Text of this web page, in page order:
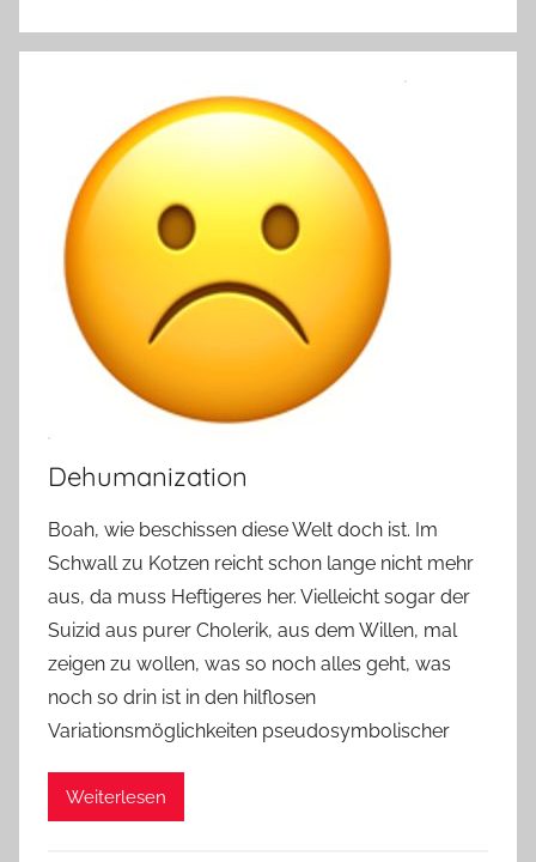
Dehumanization
Boah, wie beschissen diese Welt doch ist. Im
Schwall zu Kotzen reicht schon lange nicht mehr
aus, da muss Heftigeres her. Vielleicht sogar der
Suizid aus purer Cholerik, aus dem Willen, mal
zeigen zu wollen, was so noch alles geht, was
noch so drin ist in den hilflosen
Variationsmöglichkeiten pseudosymbolischer
Weiterlesen